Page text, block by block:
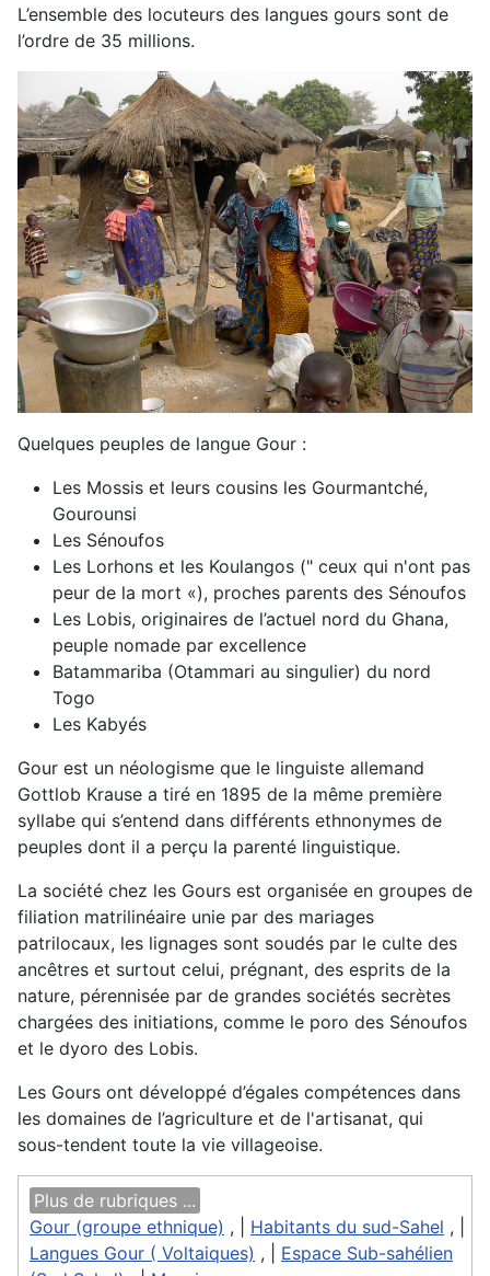
L’ensemble des locuteurs des langues gours sont de
l’ordre de 35 millions.
Quelques peuples de langue Gour :
Les Mossis et leurs cousins les Gourmantché,
Gourounsi
Les Sénoufos
Les Lorhons et les Koulangos (" ceux qui n'ont pas
peur de la mort «), proches parents des Sénoufos
Les Lobis, originaires de l’actuel nord du Ghana,
peuple nomade par excellence
Batammariba (Otammari au singulier) du nord
Togo
Les Kabyés
Gour est un néologisme que le linguiste allemand
Gottlob Krause a tiré en 1895 de la même première
syllabe qui s’entend dans différents ethnonymes de
peuples dont il a perçu la parenté linguistique.
La société chez les Gours est organisée en groupes de
filiation matrilinéaire unie par des mariages
patrilocaux, les lignages sont soudés par le culte des
ancêtres et surtout celui, prégnant, des esprits de la
nature, pérennisée par de grandes sociétés secrètes
chargées des initiations, comme le poro des Sénoufos
et le dyoro des Lobis.
Les Gours ont développé d’égales compétences dans
les domaines de l’agriculture et de l'artisanat, qui
sous-tendent toute la vie villageoise.
Plus de rubriques ...
Gour (groupe ethnique) , | Habitants du sud-Sahel , |
Langues Gour ( Voltaiques) , | Espace Sub-sahélien